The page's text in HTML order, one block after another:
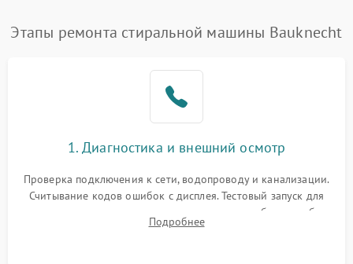
2200 ₽ Подробнее →
Этапы ремонта стиральной машины Bauknecht
1. Диагностика и внешний осмотр
Проверка подключения к сети, водопроводу и канализации.
Считывание кодов ошибок с дисплея. Тестовый запуск для
выявления посторонних шумов, протечек или сбоев в работе
электронного модуля управления.
Подробнее